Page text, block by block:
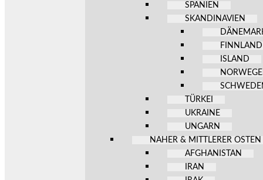
SPANIEN
SKANDINAVIEN
FINNLAND
ISLAND
TÜRKEI
UKRAINE
UNGARN
NAHER & MITTLERER OSTEN
AFGHANISTAN
IRAN